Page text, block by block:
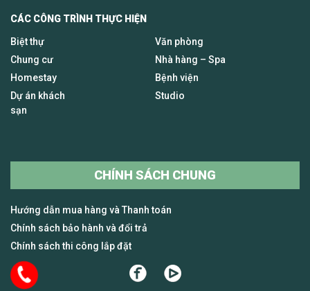
CÁC CÔNG TRÌNH THỰC HIỆN
Biệt thự
Chung cư
Homestay
Dự án khách
sạn
Văn phòng
Nhà hàng – Spa
Bệnh viện
Studio
CHÍNH SÁCH CHUNG
Hướng dẫn mua hàng và Thanh toán
Chính sách bảo hành và đổi trả
Chính sách thi công lắp đặt